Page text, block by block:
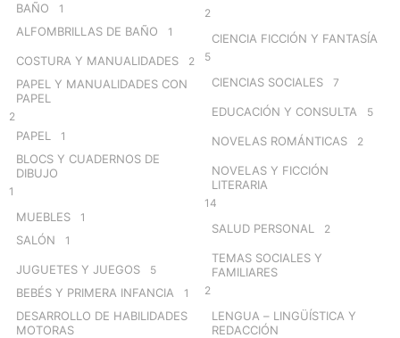
BAÑO 1
ALFOMBRILLAS DE BAÑO 1
COSTURA Y MANUALIDADES 2
PAPEL Y MANUALIDADES CON
PAPEL
2
PAPEL 1
BLOCS Y CUADERNOS DE
DIBUJO
1
MUEBLES 1
SALÓN 1
JUGUETES Y JUEGOS 5
BEBÉS Y PRIMERA INFANCIA 1
DESARROLLO DE HABILIDADES
MOTORAS
2
CIENCIA FICCIÓN Y FANTASÍA
5
CIENCIAS SOCIALES 7
EDUCACIÓN Y CONSULTA 5
NOVELAS ROMÁNTICAS 2
NOVELAS Y FICCIÓN
LITERARIA
14
SALUD PERSONAL 2
TEMAS SOCIALES Y
FAMILIARES
2
LENGUA – LINGÜÍSTICA Y
REDACCIÓN